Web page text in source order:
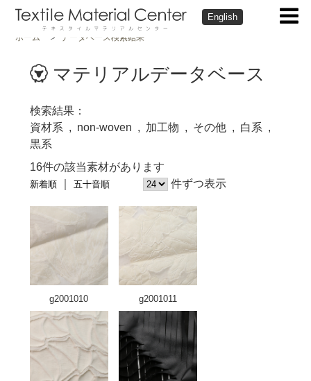
English
ホーム データベース検索結果
マテリアルデータベース
検索結果
資材系
non-woven 加工物 その他
白系
黒系
16件の該当素材があります
新着順 五十音順 件ずつ表示
g2001010 g2001011